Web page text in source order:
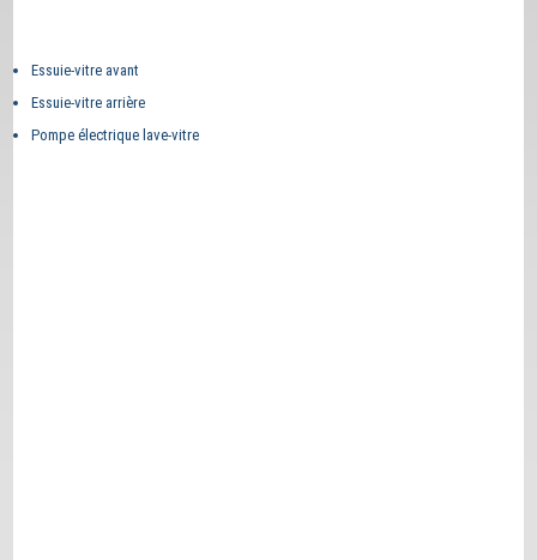
Essuie-vitre avant
Essuie-vitre arrière
Pompe électrique lave-vitre